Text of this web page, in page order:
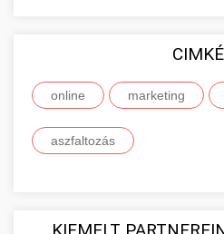
online marketing
aszfaltozás